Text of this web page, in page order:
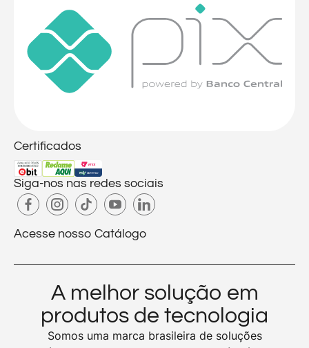
Certificados
Siga-nos nas redes sociais
Acesse nosso Catálogo
A melhor solução em
produtos de tecnologia
Somos uma marca brasileira de soluções